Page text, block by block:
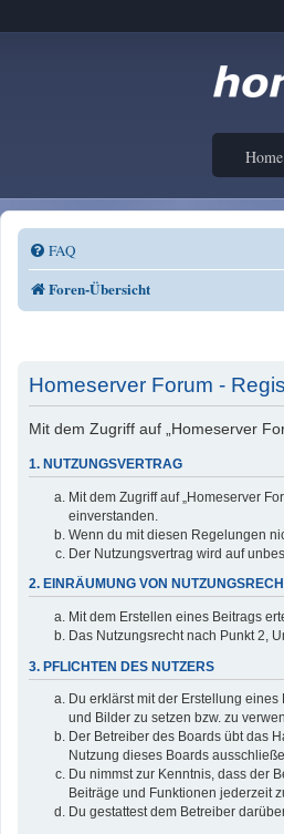
Home
FAQ
Foren-Übersicht
Homeserver Forum -
Mit dem Zugriff auf „Homeserver
1. NUTZUNGSVERTRAG
Mit dem Zugriff auf „Homeserver
einverstanden.
Wenn du mit diesen Regelungen
Der Nutzungsvertrag wird auf
2. EINRÄUMUNG VON
Mit dem Erstellen eines Beitrags
Das Nutzungsrecht nach Punkt 2,
3. PFLICHTEN DES NUTZERS
Du erklärst mit der Erstellung
und Bilder zu setzen bzw. zu
Der Betreiber des Boards übt das
Nutzung dieses Boards
Du nimmst zur Kenntnis, dass der
Beiträge und Funktionen jederzeit
Du gestattest dem Betreiber